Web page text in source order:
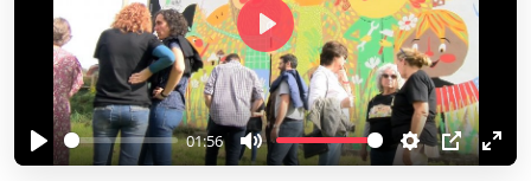
P
01:56
M
S
P
E
P
l
a
y